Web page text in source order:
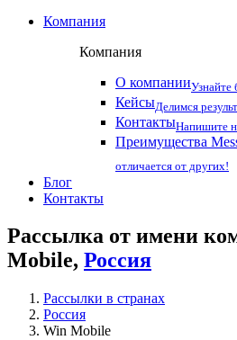
Компания
Компания
О компанииУзнайте
КейсыДелимся
КонтактыНапишите
Преимущества
отличается от других!
Блог
Контакты
Рассылка от имени
Mobile, Россия
Рассылки в странах
Россия
Win Mobile